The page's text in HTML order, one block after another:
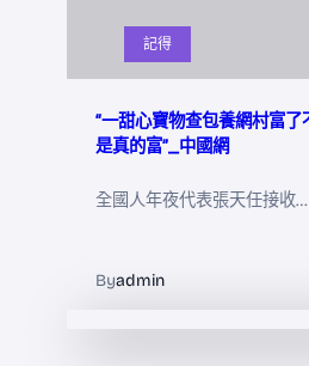
記得
“一甜心寶物查包養網村富
是真的富”_中國網
全國人年夜代表張天任接收…
Byadmin